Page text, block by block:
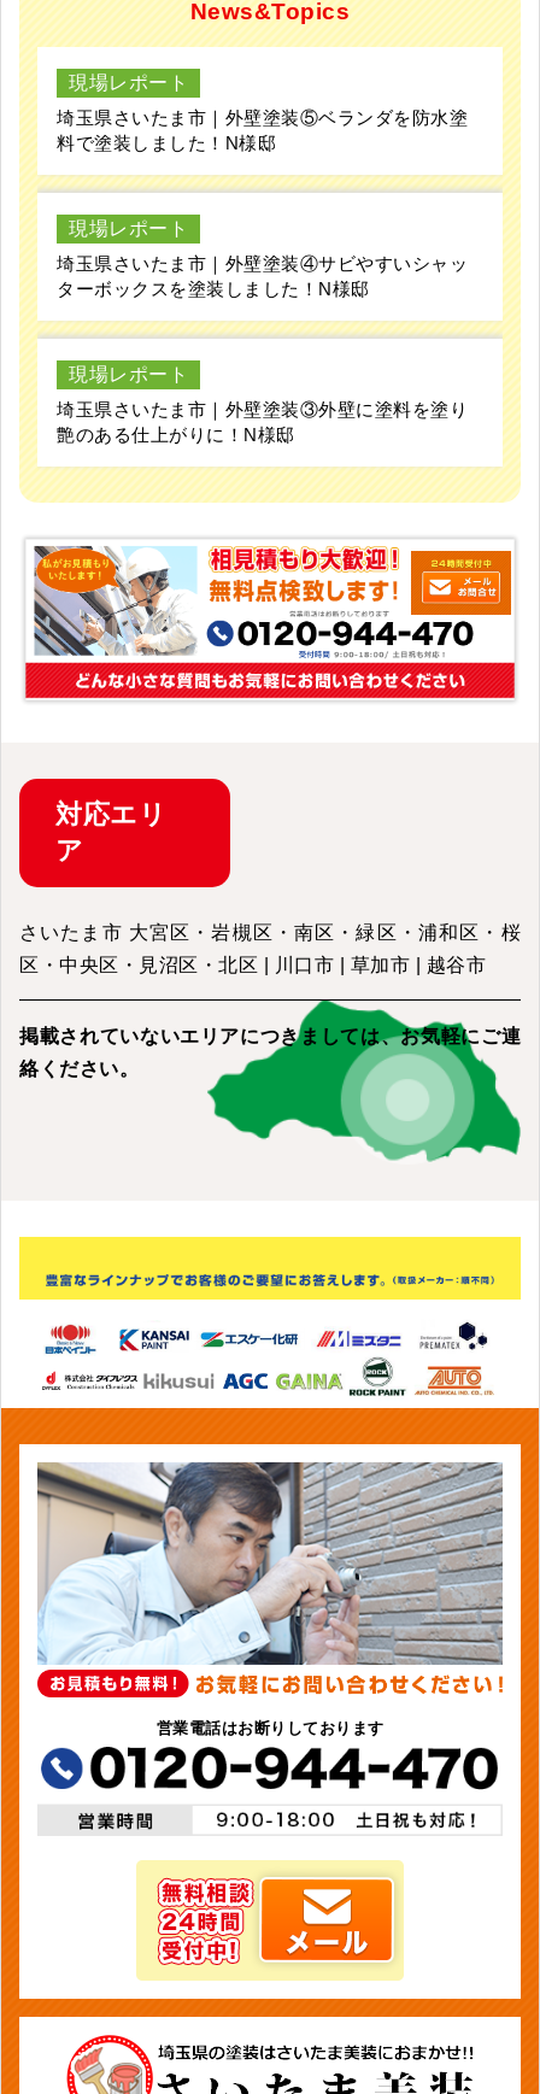
News&Topics
現場レポート
埼玉県さいたま市｜外壁塗装⑤ベランダを防水塗
料で塗装しました！N様邸
現場レポート
埼玉県さいたま市｜外壁塗装④サビやすいシャッ
ターボックスを塗装しました！N様邸
現場レポート
埼玉県さいたま市｜外壁塗装③外壁に塗料を塗り
艶のある仕上がりに！N様邸
対応エリ
ア
さいたま市 大宮区・岩槻区・南区・緑区・浦和区・桜
区・中央区・見沼区・北区 | 川口市 | 草加市 | 越谷市
掲載されていないエリアにつきましては、お気軽にご連
絡ください。
営業電話はお断りしております